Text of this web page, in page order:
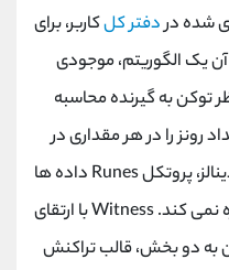
شده دردفتر کلکاربر، برای
یک الگوریتم، موجودی
توکن به گیرنده محاسبه
رونز را در هر مقداری در
پروتکلRunes داده ها
نمی کند.Witnessبا ارتقای
به دو بخش، قالب تراکنش